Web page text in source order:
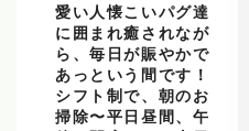
愛い人懐こいパグ達
に囲まれ癒されなが
ら、毎日が賑やかで
あっという間です！
シフト制で、朝のお
掃除〜平日昼間、午